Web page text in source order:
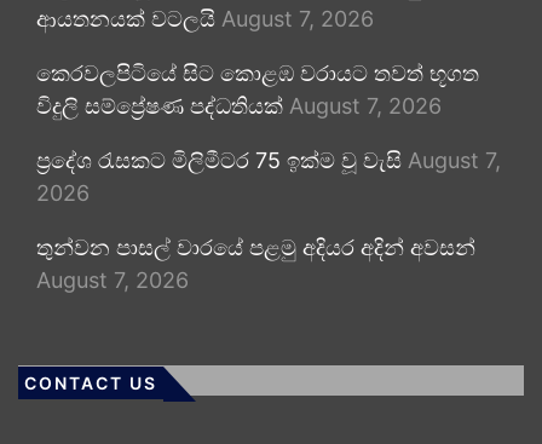
ආයතනයක් වටලයි August 7, 2026
කෙරවලපිටියේ සිට කොළඹ වරායට තවත් භූගත
විදුලි සම්ප්‍රේෂණ පද්ධතියක් August 7, 2026
ප්‍රදේශ රැසකට මිලිමීටර 75 ඉක්ම වූ වැසි August 7,
2026
තුන්වන පාසල් වාරයේ පළමු අදියර අදින් අවසන්
August 7, 2026
CONTACT US